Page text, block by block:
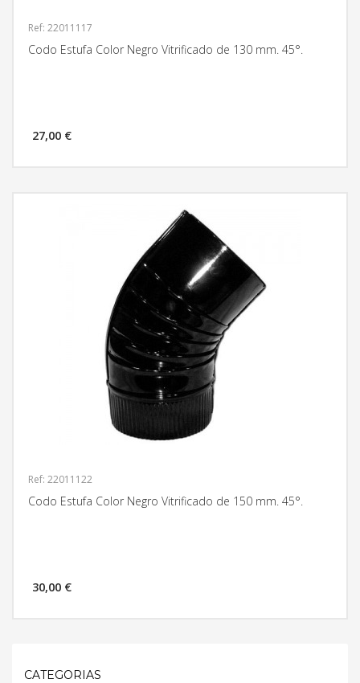
Ref: 22011117
Codo Estufa Color Negro Vitrificado de 130 mm. 45°.
27,00 €
Ref: 22011122
Codo Estufa Color Negro Vitrificado de 150 mm. 45°.
30,00 €
CATEGORIAS